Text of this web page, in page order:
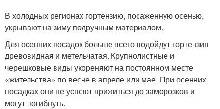
В холодных регионах гортензию, посаженную осенью,
укрывают на зиму подручным материалом.
Для осенних посадок больше всего подойдут гортензия
древовидная и метельчатая. Крупнолистные и
черешковые виды укореняют на постоянном месте
«жительства» по весне в апреле или мае. При осенних
посадках они не успеют прижиться до заморозков и
могут погибнуть.